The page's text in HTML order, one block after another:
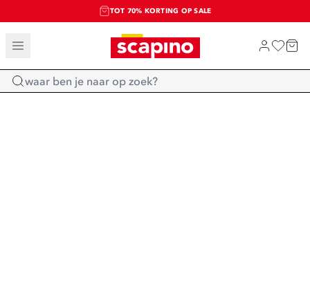
TOT 70% KORTING OP SALE
SALE: LAATSTE KANS!
SHOP NIEUW
Home